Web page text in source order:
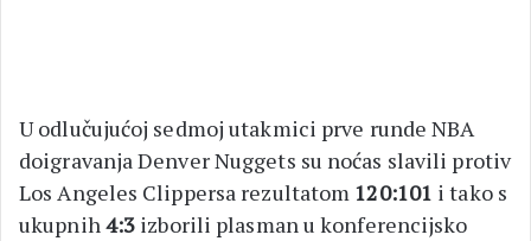
U odlučujućoj sedmoj utakmici prve runde NBA
doigravanja Denver Nuggets su noćas slavili protiv
Los Angeles Clippersa rezultatom 120:101 i tako s
ukupnih4:3 izborili plasman u konferencijsko